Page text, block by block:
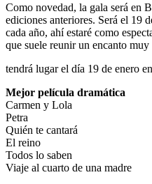
Como novedad, la gala será en
ediciones anteriores. Será el 19
cada año, ahí estaré como
que suele reunir un encanto muy
tendrá lugar el día 19 de enero
Mejor película dramática
Carmen y Lola
Petra
Quién te cantará
El reino
Todos lo saben
Viaje al cuarto de una madre